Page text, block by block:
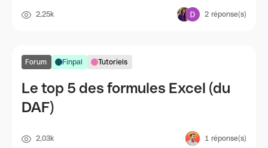
2,25k 2 réponse(s)
Forum Finpal Tutoriels
Le top 5 des formules Excel (du
DAF)
2,03k 1 réponse(s)